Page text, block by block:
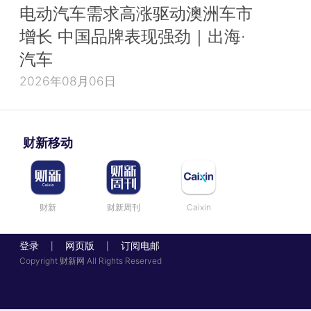
电动汽车需求高涨驱动澳洲车市
增长 中国品牌表现强劲｜出海·
汽车
2026年08月06日
财新移动
财新 财新周刊 Caixin
登录 网页版 订阅电邮
Copyright 财新网 All Rights Reserved